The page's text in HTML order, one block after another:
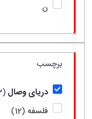
ن
برچسب
دریای وصال (13)
فلسفه (12)